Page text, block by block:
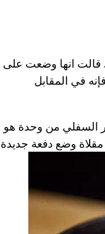
قالت انها وضعت على
في المقابل
السفلي من وحدة هو
وضع دفعة جديدة